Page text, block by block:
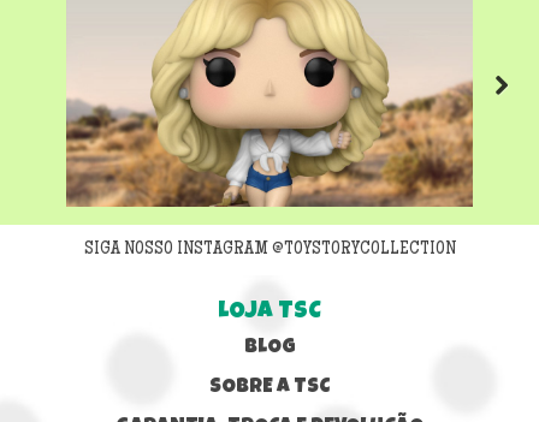
Next
SIGA NOSSO INSTAGRAM @TOYSTORYCOLLECTION
LOJA TSC
BLOG
SOBRE A TSC